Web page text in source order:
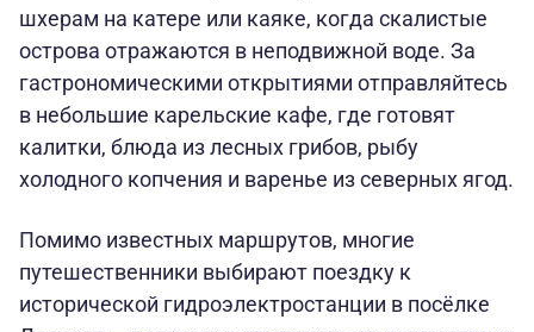
шхерам на катере или каяке, когда скалистые
острова отражаются в неподвижной воде. За
гастрономическими открытиями отправляйтесь
в небольшие карельские кафе, где готовят
калитки, блюда из лесных грибов, рыбу
холодного копчения и варенье из северных ягод.
Помимо известных маршрутов, многие
путешественники выбирают поездку к
исторической гидроэлектростанции в посёлке